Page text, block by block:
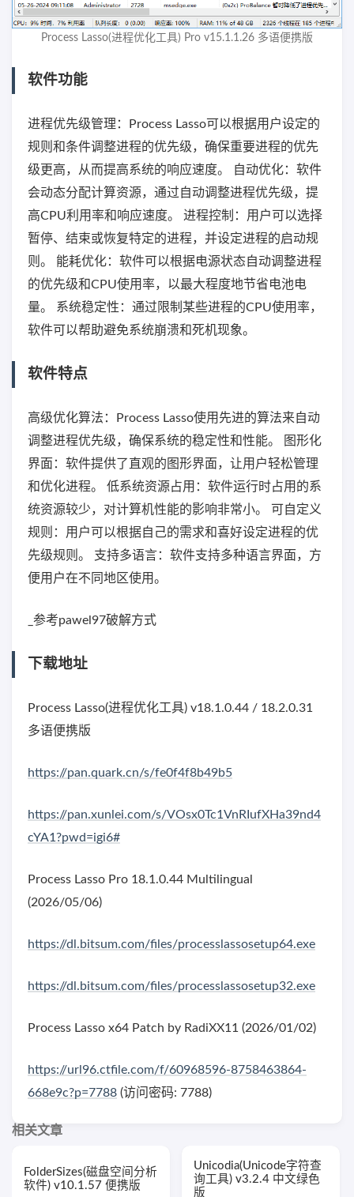
Process Lasso(进程优化工具) Pro v15.1.1.26 多语便携版
软件功能
进程优先级管理：Process Lasso可以根据用户设定的
规则和条件调整进程的优先级，确保重要进程的优先
级更高，从而提高系统的响应速度。 自动优化：软件
会动态分配计算资源，通过自动调整进程优先级，提
高CPU利用率和响应速度。 进程控制：用户可以选择
暂停、结束或恢复特定的进程，并设定进程的启动规
则。 能耗优化：软件可以根据电源状态自动调整进程
的优先级和CPU使用率，以最大程度地节省电池电
量。 系统稳定性：通过限制某些进程的CPU使用率，
软件可以帮助避免系统崩溃和死机现象。
软件特点
高级优化算法：Process Lasso使用先进的算法来自动
调整进程优先级，确保系统的稳定性和性能。 图形化
界面：软件提供了直观的图形界面，让用户轻松管理
和优化进程。 低系统资源占用：软件运行时占用的系
统资源较少，对计算机性能的影响非常小。 可自定义
规则：用户可以根据自己的需求和喜好设定进程的优
先级规则。 支持多语言：软件支持多种语言界面，方
便用户在不同地区使用。
_参考pawel97破解方式
下载地址
Process Lasso(进程优化工具) v18.1.0.44 / 18.2.0.31
多语便携版
https://pan.quark.cn/s/fe0f4f8b49b5
https://pan.xunlei.com/s/VOsx0Tc1VnRIufXHa39nd4
cYA1?pwd=igi6#
Process Lasso Pro 18.1.0.44 Multilingual
(2026/05/06)
https://dl.bitsum.com/files/processlassosetup64.exe
https://dl.bitsum.com/files/processlassosetup32.exe
Process Lasso x64 Patch by RadiXX11 (2026/01/02)
https://url96.ctfile.com/f/60968596-8758463864-
668e9c?p=7788 (访问密码: 7788)
相关文章
FolderSizes(磁盘空间分析
软件) v10.1.57 便携版
Unicodia(Unicode字符查
询工具) v3.2.4 中文绿色
版